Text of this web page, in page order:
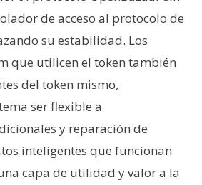
de acceso al protocolo de
su estabilidad. Los
que utilicen el token también
del token mismo,
ser flexible a
y reparación de
inteligentes que funcionan
capa de utilidad y valor a la